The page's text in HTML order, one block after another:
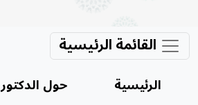
القائمة الرئيسية
الرئيسية حول الدكتور